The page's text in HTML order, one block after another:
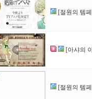
[절원의 템
[아샤의
[절원의 템